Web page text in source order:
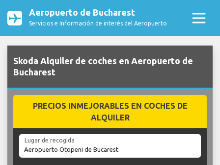
Aeropuerto de Bucharest
Servicios e Información de interés del Aeropuerto
Skoda Alquiler de coches en Aeropuerto de
Bucharest
PRECIOS INMEJORABLES EN COCHES DE
ALQUILER
Lugar de recogida